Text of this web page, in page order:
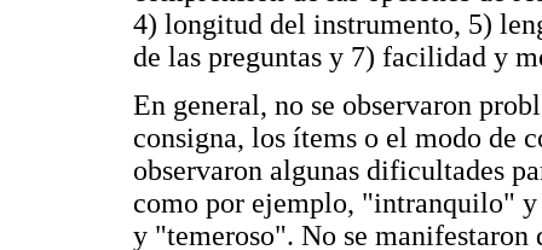
4) longitud del instrumento, 5)
de las preguntas y 7) facilidad y
En general, no se observaron
consigna, los ítems o el modo de
observaron algunas dificultades
como por ejemplo, "intranquilo"
y "temeroso". No se manifestaron